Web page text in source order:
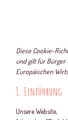
Diese Cookie-
und gilt für Bürger
Europäischen
1. Einführung
Unsere Website,